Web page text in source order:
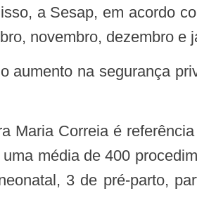
a Sesap, em acordo
novembro, dezembro e
média de 400
3 de pré-parto,